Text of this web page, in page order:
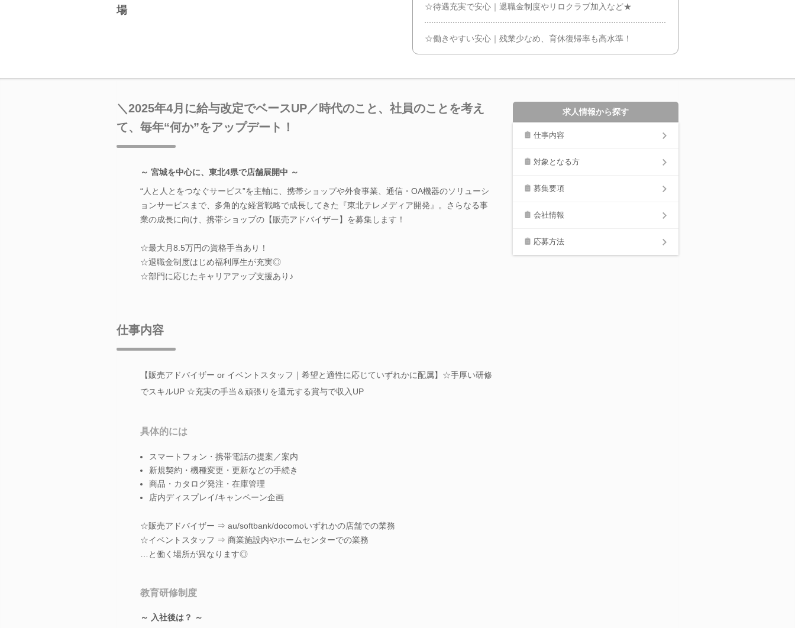
場
☆待遇充実で安心｜退職金制度やリロクラブ加入など★
☆働きやすい安心｜残業少なめ、育休復帰率も高水準！
＼2025年4月に給与改定でベースUP／時代のこと、社員のことを考え
て、毎年“何か”をアップデート！
～ 宮城を中心に、東北4県で店舗展開中 ～
“人と人とをつなぐサービス”を主軸に、携帯ショップや外食事業、通信・OA機器のソリューシ
ョンサービスまで、多角的な経営戦略で成長してきた『東北テレメディア開発』。さらなる事
業の成長に向け、携帯ショップの【販売アドバイザー】を募集します！
☆最大月8.5万円の資格手当あり！
☆退職金制度はじめ福利厚生が充実◎
☆部門に応じたキャリアアップ支援あり♪
仕事内容
【販売アドバイザー or イベントスタッフ｜希望と適性に応じていずれかに配属】☆手厚い研修
でスキルUP ☆充実の手当＆頑張りを還元する賞与で収入UP
具体的には
スマートフォン・携帯電話の提案／案内
新規契約・機種変更・更新などの手続き
商品・カタログ発注・在庫管理
店内ディスプレイ/キャンペーン企画
☆販売アドバイザー ⇒ au/softbank/docomoいずれかの店舗での業務
☆イベントスタッフ ⇒ 商業施設内やホームセンターでの業務
…と働く場所が異なります◎
教育研修制度
～ 入社後は？ ～
求人情報から探す
仕事内容
対象となる方
募集要項
会社情報
応募方法